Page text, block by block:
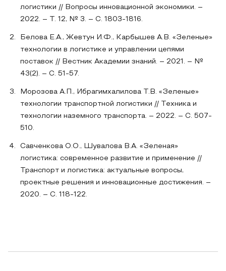
логистики // Вопросы инновационной экономики. –
2022. – Т. 12, № 3. – С. 1803-1816.
Белова Е.А., Жевтун И.Ф., Карбышев А.В. «Зеленые»
технологии в логистике и управлении цепями
поставок // Вестник Академии знаний. – 2021. – №
43(2). – С. 51-57.
Морозова А.П., Ибрагимхалилова Т.В. «Зеленые»
технологии транспортной логистики // Техника и
технологии наземного транспорта. – 2022. – С. 507-
510.
Савченкова О.О., Шувалова В.А. «Зеленая»
логистика: современное развитие и применение //
Транспорт и логистика: актуальные вопросы,
проектные решения и инновационные достижения. –
2020. – С. 118-122.